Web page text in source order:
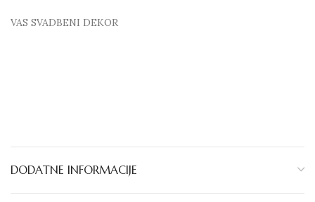
VAS SVADBENI DEKOR
DODATNE INFORMACIJE